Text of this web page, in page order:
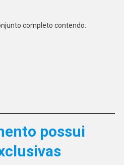
completo contendo:
possui